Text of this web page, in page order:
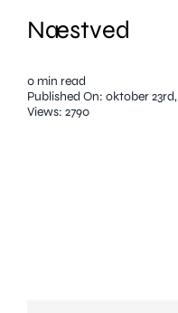
Næstved
0 min read
Published On: oktober 23rd,
Views: 2790
Kontakt